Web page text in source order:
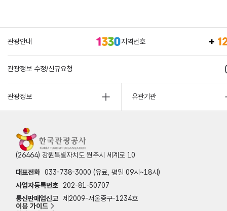
관광안내 지역번호
관광정보 수정/신규요청
관광정보 유관기관
(26464) 강원특별자치도 원주시 세계로 10
대표전화 033-738-3000 (유료, 평일 09시~18시)
사업자등록번호
202-81-50707
통신판매업신고 제2009-서울중구-1234호
이용 가이드